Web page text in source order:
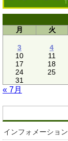
月
火
3
4
10
11
17
18
24
25
31
« 7月
インフォメーション